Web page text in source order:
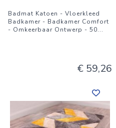
Badmat Katoen - Vloerkleed
Badkamer - Badkamer Comfort
- Omkeerbaar Ontwerp - 50...
€ 59,26